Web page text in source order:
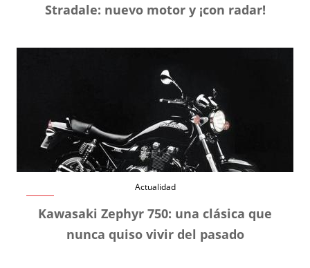
Stradale: nuevo motor y ¡con radar!
Actualidad
Kawasaki Zephyr 750: una clásica que
nunca quiso vivir del pasado